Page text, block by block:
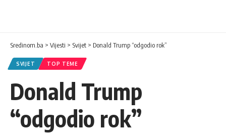
Sredinom.ba > Vijesti > Svijet > Donald Trump “odgodio rok”
SVIJET TOP TEME
Donald Trump
“odgodio rok”